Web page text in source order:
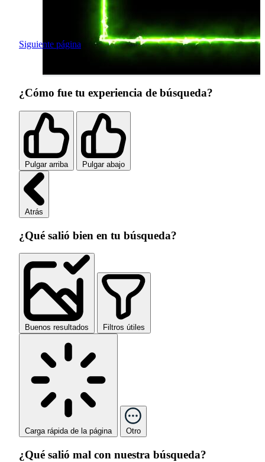
Siguiente página
¿Cómo fue tu experiencia de búsqueda?
Pulgar arriba Pulgar abajo
Atrás
¿Qué salió bien en tu búsqueda?
Buenos resultados Filtros útiles
Carga rápida de la página Otro
¿Qué salió mal con nuestra búsqueda?